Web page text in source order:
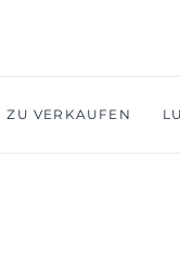
ZU VERKAUFEN